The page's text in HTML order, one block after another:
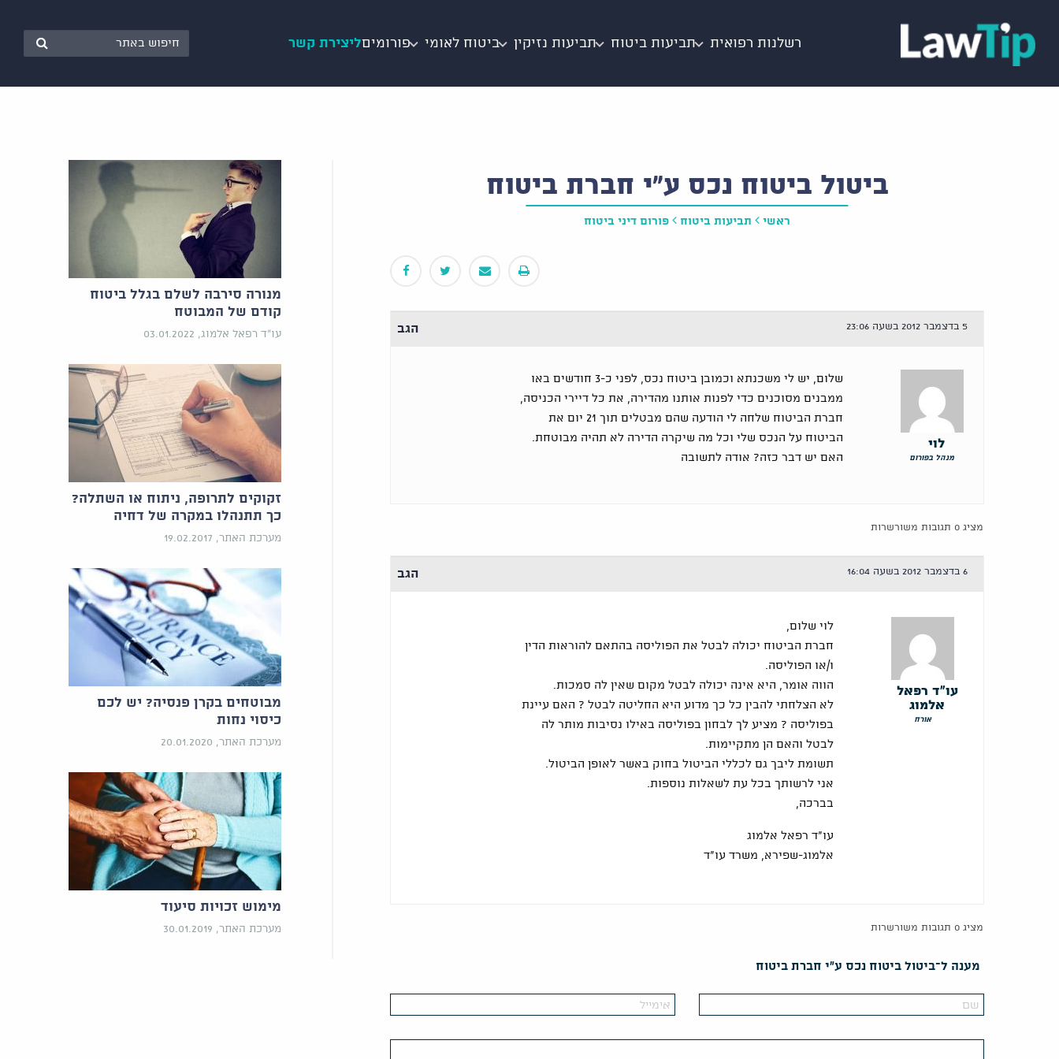
רשלנות רפואית תביעות ביטוח תביעות נזיקין ביטוח לאומי פורומיםליצירת קשר
ביטול ביטוח נכס ע"י חברת ביטוח
ראשי תביעות ביטוח פורום דיני ביטוח
5 בדצמבר 2012 בשעה 23:06 הגב
לוי
מנהל בפורום
שלום, יש לי משכנתא וכמובן ביטוח נכס, לפני כ-3 חודשים באו
ממבנים מסוכנים כדי לפנות אותנו מהדירה, את כל דיירי הכניסה,
חברת הביטוח שלחה לי הודעה שהם מבטלים תוך 21 יום את
הביטוח על הנכס שלי וכל מה שיקרה הדירה לא תהיה מבוטחת.
האם יש דבר כזה? אודה לתשובה
מציג 0 תגובות משורשרות
6 בדצמבר 2012 בשעה 16:04 הגב
עו"ד רפאל
אלמוג
אורח
לוי שלום,
חברת הביטוח יכולה לבטל את הפוליסה בהתאם להוראות הדין
ו/או הפוליסה.
הווה אומר, היא אינה יכולה לבטל מקום שאין לה סמכות.
לא הצלחתי להבין כל כך מדוע היא החליטה לבטל ? האם עיינת
בפוליסה ? מציע לך לבחון בפוליסה באילו נסיבות מותר לה
לבטל והאם הן מתקיימות.
תשומת ליבך גם לכללי הביטול בחוק באשר לאופן הביטול.
אני לרשותך בכל עת לשאלות נוספות.
בברכה,
עו"ד רפאל אלמוג
אלמוג-שפירא, משרד עו"ד
מציג 0 תגובות משורשרות
מענה ל־ביטול ביטוח נכס ע"י חברת ביטוח
מנורה סירבה לשלם בגלל ביטוח
קודם של המבוטח
עו"ד רפאל אלמוג, 03.01.2022
זקוקים לתרופה, ניתוח או השתלה?
כך תתנהלו במקרה של דחיה
מערכת האתר, 19.02.2017
מבוטחים בקרן פנסיה? יש לכם
כיסוי נחות
מערכת האתר, 20.01.2020
מימוש זכויות סיעוד
מערכת האתר, 30.01.2019